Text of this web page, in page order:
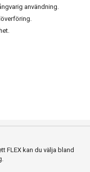
användning.
FLEX kan du välja bland